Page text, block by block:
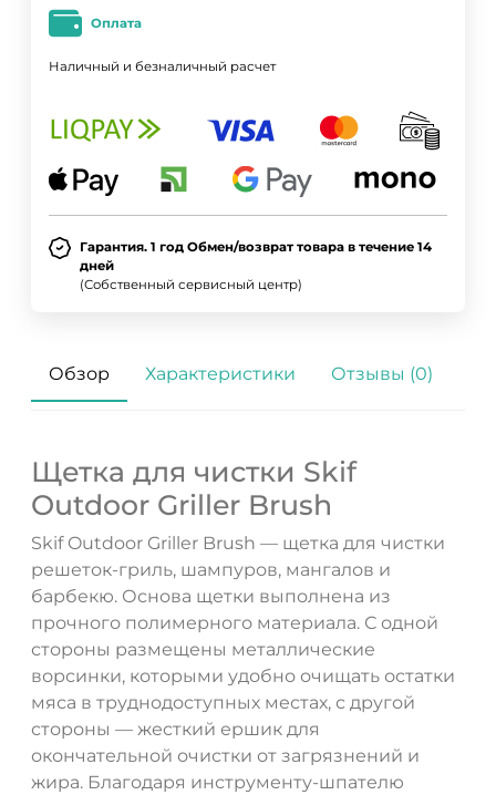
Оплата
Наличный и безналичный расчет
Гарантия. 1 год Обмен/возврат товара в течение 14
дней
(Собственный сервисный центр)
Обзор Характеристики Отзывы (0)
Щетка для чистки Skif
Outdoor Griller Brush
Skif Outdoor Griller Brush — щетка для чистки
решеток-гриль, шампуров, мангалов и
барбекю. Основа щетки выполнена из
прочного полимерного материала. С одной
стороны размещены металлические
ворсинки, которыми удобно очищать остатки
мяса в труднодоступных местах, с другой
стороны — жесткий ершик для
окончательной очистки от загрязнений и
жира. Благодаря инструменту-шпателю
ДА НЕТ